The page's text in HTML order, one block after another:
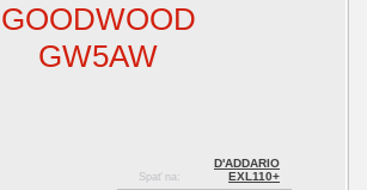
GOODWOOD
GW5AW
Spať na:
D'ADDARIO
EXL110+